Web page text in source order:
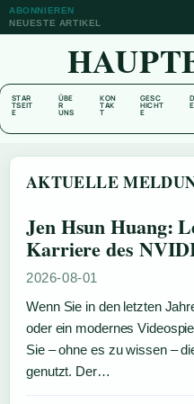
ABONNIEREN
NEUESTE ARTIKEL
STAR
TSEIT
E
ÜBE
R
UNS
KON
TAK
T
GESC
HICHT
E
AKTUELLE
Jen Hsun Huang:
Karriere des
2026-08-01
Wenn Sie in den letzten
oder ein modernes
Sie – ohne es zu wissen –
genutzt. Der…